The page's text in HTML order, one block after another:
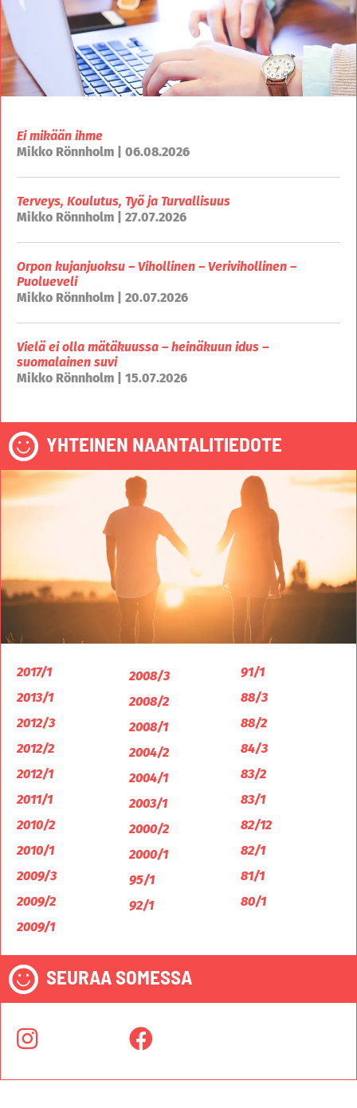
Ei mikään ihme
Mikko Rönnholm | 06.08.2026
Terveys, Koulutus, Työ ja Turvallisuus
Mikko Rönnholm | 27.07.2026
Orpon kujanjuoksu – Vihollinen – Verivihollinen –
Puolueveli
Mikko Rönnholm | 20.07.2026
Vielä ei olla mätäkuussa – heinäkuun idus –
suomalainen suvi
Mikko Rönnholm | 15.07.2026
YHTEINEN NAANTALITIEDOTE
2017/1
2013/1
2012/3
2012/2
2012/1
2011/1
2010/2
2010/1
2009/3
2009/2
2009/1
2008/3
2008/2
2008/1
2004/2
2004/1
2003/1
2000/2
2000/1
95/1
92/1
91/1
88/3
88/2
84/3
83/2
83/1
82/12
82/1
81/1
80/1
SEURAA SOMESSA